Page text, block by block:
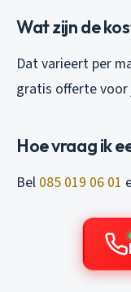
Wat zijn de
Dat varieert per
gratis offerte voor
Hoe vraag ik
Bel 085 019 06 01